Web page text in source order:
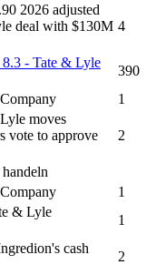
2026 adjusted
deal with $130M 4
- Tate & Lyle
390
1
moves
vote to approve
2
1
& Lyle
1
cash
2